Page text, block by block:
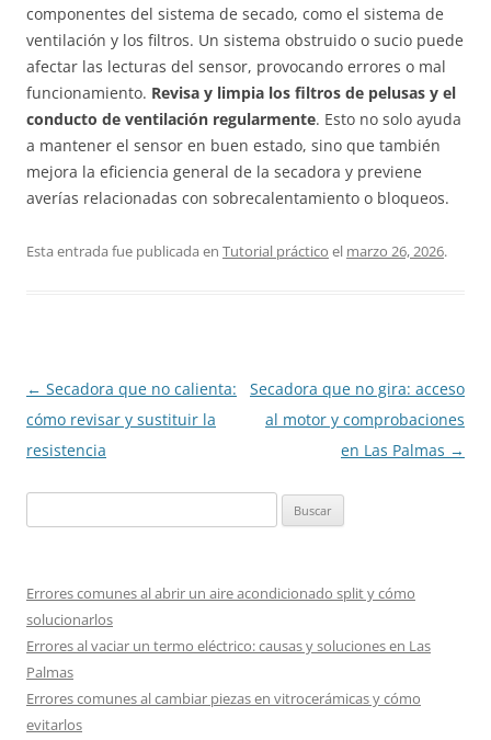
componentes del sistema de secado, como el sistema de
ventilación y los filtros. Un sistema obstruido o sucio puede
afectar las lecturas del sensor, provocando errores o mal
funcionamiento. Revisa y limpia los filtros de pelusas y el
conducto de ventilación regularmente. Esto no solo ayuda
a mantener el sensor en buen estado, sino que también
mejora la eficiencia general de la secadora y previene
averías relacionadas con sobrecalentamiento o bloqueos.
Esta entrada fue publicada en Tutorial práctico el marzo 26, 2026.
Navegación
de
entradas
← Secadora que no calienta:
cómo revisar y sustituir la
resistencia
Secadora que no gira: acceso
al motor y comprobaciones
en Las Palmas →
Errores comunes al abrir un aire acondicionado split y cómo
solucionarlos
Errores al vaciar un termo eléctrico: causas y soluciones en Las
Palmas
Errores comunes al cambiar piezas en vitrocerámicas y cómo
evitarlos